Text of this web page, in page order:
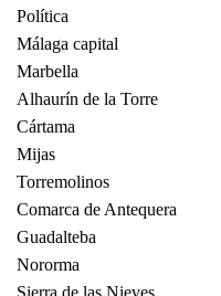
Política
Málaga capital
Marbella
Alhaurín de la Torre
Cártama
Mijas
Torremolinos
Comarca de Antequera
Guadalteba
Nororma
Sierra de las Nieves